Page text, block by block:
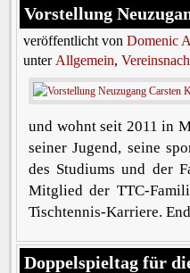
Vorstellung
veröffentlicht von Domenic
unter Allgemein,
und wohnt seit 2011 in
seiner Jugend, seine
des Studiums und der
Mitglied der TTC-
Tischtennis-Karriere.
Doppelspieltag für